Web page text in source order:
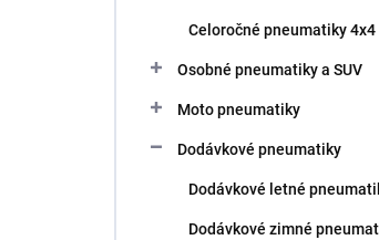
Celoročné pneumatiky 4x4
Osobné pneumatiky a SUV
Moto pneumatiky
Dodávkové pneumatiky
Dodávkové letné
Dodávkové zimné